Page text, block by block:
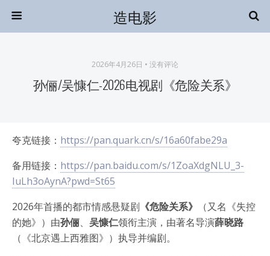
造电影
2026年4月26日 • 没有评论
孙俪/吴慷仁-2026电视剧《危险关系》
夸克链接： https://pan.quark.cn/s/16a60fabe29a
备用链接： https://pan.baidu.com/s/1ZoaXdgNLU_3-
IuLh3oAynA?pwd=St65
2026年首播的都市情感悬疑剧 《危险关系》
（又名《失控
的她》）由孙俪、 吴慷仁领衔主演，由著名导演薛晓路
（《北京遇上西雅图》）执导并编剧。